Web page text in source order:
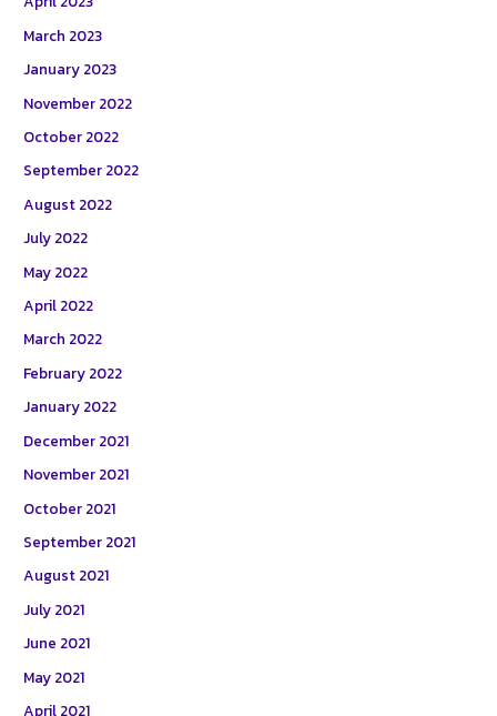
March 2023
January 2023
November 2022
October 2022
September 2022
August 2022
July 2022
May 2022
April 2022
March 2022
February 2022
January 2022
December 2021
November 2021
October 2021
September 2021
August 2021
July 2021
June 2021
May 2021
April 2021